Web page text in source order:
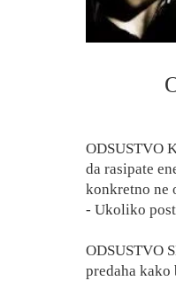
ODSUSTVO
da rasipate
konkretno ne
- Ukoliko
ODSUSTVO
predaha kako